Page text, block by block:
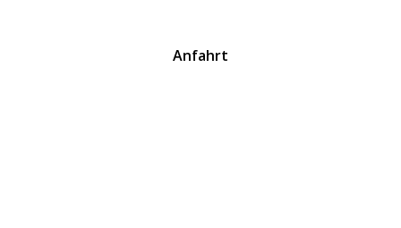
Anfahrt